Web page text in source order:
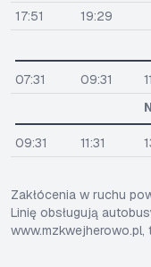
17:51
19:29
07:31 09:31
09:31 11:31
Zakłócenia w ruchu
Linię obsługują
www.mzkwejherowo.pl,